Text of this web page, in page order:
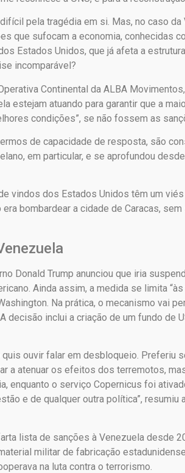
pela tragédia em si. Mas, no caso da
que sufocam a economia, conhecidas
Estados Unidos, que já afeta a
incomparável?
Continental da ALBA
estejam atuando para garantir que a
condições”, se não fossem as
de capacidade de resposta, são
em particular, e se aprofundou
vindos dos Estados Unidos têm um
bombardear a cidade de Caracas,
Donald Trump anunciou que iria
Ainda assim, a medida se limita
Na prática, o mecanismo vai
decisão inclui a criação de um fundo de
quis ouvir falar em desbloqueio. Preferiu
a atenuar os efeitos dos terremotos,
enquanto o serviço Copernicus foi
e de qualquer outra política”,
lista de sanções à Venezuela desde
militar de fabricação
na luta contra o terrorismo.